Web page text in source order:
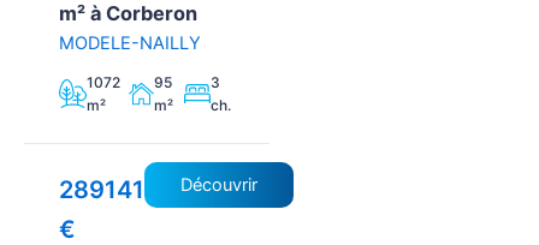
m² à Corberon
MODELE-NAILLY
1072
m²
95
m²
3
ch.
289141
€
Découvrir